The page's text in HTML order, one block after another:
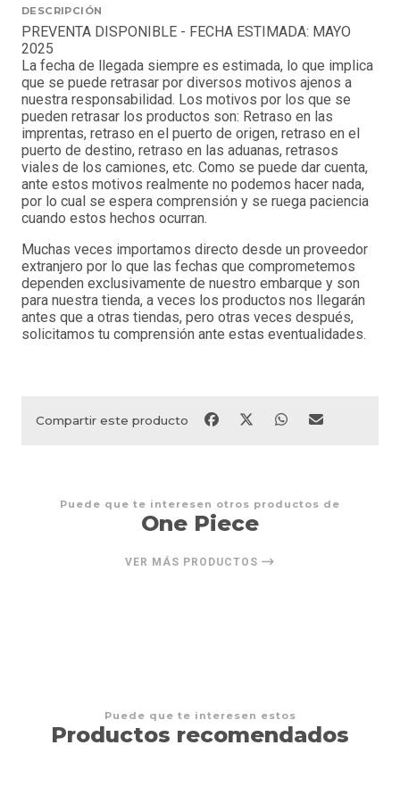
DESCRIPCIÓN
PREVENTA DISPONIBLE - FECHA ESTIMADA: MAYO
2025
La fecha de llegada siempre es estimada, lo que implica
que se puede retrasar por diversos motivos ajenos a
nuestra responsabilidad. Los motivos por los que se
pueden retrasar los productos son: Retraso en las
imprentas, retraso en el puerto de origen, retraso en el
puerto de destino, retraso en las aduanas, retrasos
viales de los camiones, etc. Como se puede dar cuenta,
ante estos motivos realmente no podemos hacer nada,
por lo cual se espera comprensión y se ruega paciencia
cuando estos hechos ocurran.
Muchas veces importamos directo desde un proveedor
extranjero por lo que las fechas que comprometemos
dependen exclusivamente de nuestro embarque y son
para nuestra tienda, a veces los productos nos llegarán
antes que a otras tiendas, pero otras veces después,
solicitamos tu comprensión ante estas eventualidades.
Compartir este producto
Puede que te interesen otros productos de
One Piece
VER MÁS PRODUCTOS
Puede que te interesen estos
Productos recomendados